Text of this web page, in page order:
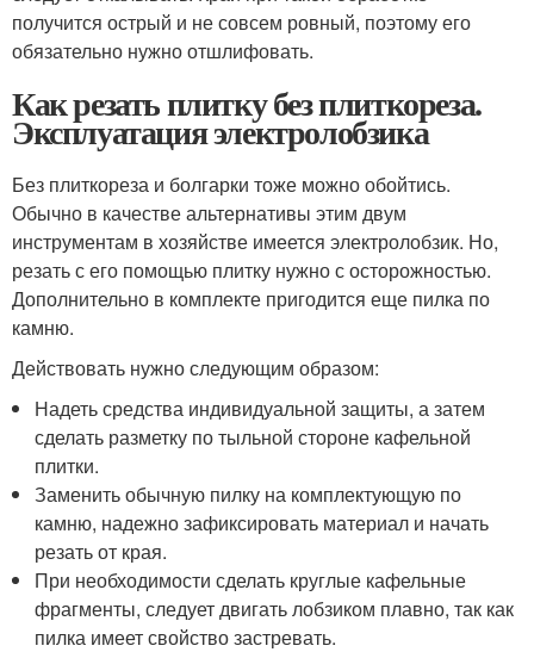
получится острый и не совсем ровный, поэтому его
обязательно нужно отшлифовать.
Как резать плитку без плиткореза.
Эксплуатация электролобзика
Без плиткореза и болгарки тоже можно обойтись.
Обычно в качестве альтернативы этим двум
инструментам в хозяйстве имеется электролобзик. Но,
резать с его помощью плитку нужно с осторожностью.
Дополнительно в комплекте пригодится еще пилка по
камню.
Действовать нужно следующим образом:
Надеть средства индивидуальной защиты, а затем
сделать разметку по тыльной стороне кафельной
плитки.
Заменить обычную пилку на комплектующую по
камню, надежно зафиксировать материал и начать
резать от края.
При необходимости сделать круглые кафельные
фрагменты, следует двигать лобзиком плавно, так как
пилка имеет свойство застревать.